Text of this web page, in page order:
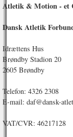
Atletik & Motion - et
Dansk Atletik
Idrættens Hus
Brøndby Stadion 20
2605 Brøndby
Telefon: 4326 2308
E-mail: daf@dansk-
VAT/CVR: 46217128